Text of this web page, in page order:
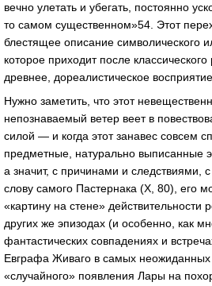
вечно улетать и убегать, постоянно
то самом существенном»54. Этот
блестящее описание символического
которое приходит после
древнее, дореалистическое
Нужно заметить, что этот
непознаваемый ветер веет в
силой — и когда этот занавес совсем
предметные, натурально выписанные
а значит, с причинами и следствиями,
слову самого Пастернака (Х, 80), его
«картину на стене» действительности
других же эпизодах (и особенно, как
фантастических совпадениях и
Евграфа Живаго в самых
«случайного» появления Лары на